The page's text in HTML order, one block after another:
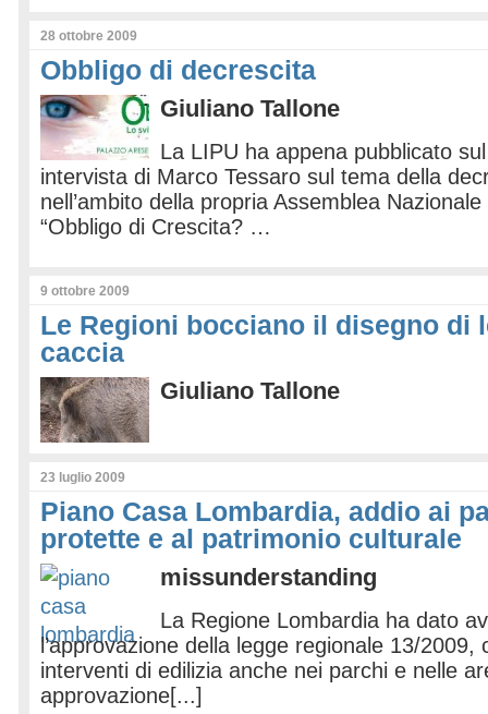
28 ottobre 2009
Obbligo di decrescita
Giuliano Tallone
La LIPU ha appena pubblicato
intervista di Marco Tessaro sul tema della
nell’ambito della propria Assemblea
“Obbligo di Crescita? …
9 ottobre 2009
Le Regioni bocciano il disegno di
caccia
Giuliano Tallone
23 luglio 2009
Piano Casa Lombardia, addio ai
protette e al patrimonio culturale
missunderstanding
La Regione Lombardia ha dato
l’approvazione della legge regionale 13/2009,
interventi di edilizia anche nei parchi e nelle
approvazione[...]